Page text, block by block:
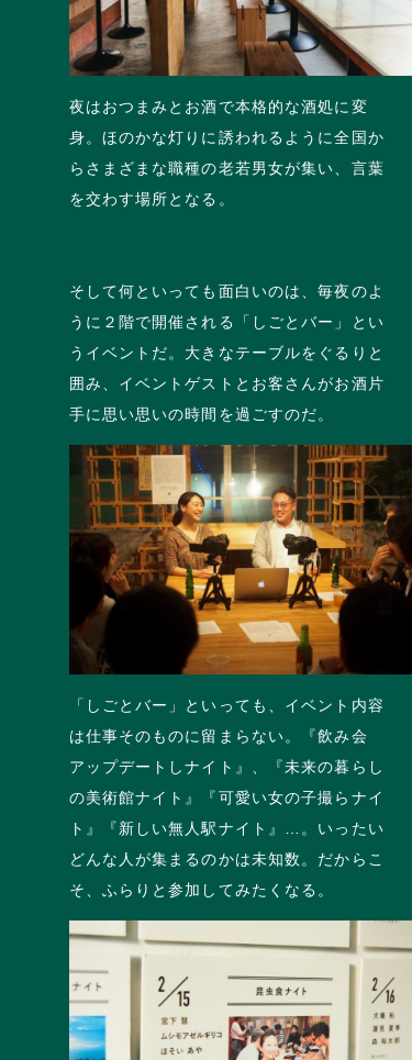
夜はおつまみとお酒で本格的な酒処に変
身。ほのかな灯りに誘われるように全国か
らさまざまな職種の老若男女が集い、言葉
を交わす場所となる。
そして何といっても面白いのは、毎夜のよ
うに２階で開催される「しごとバー」とい
うイベントだ。大きなテーブルをぐるりと
囲み、イベントゲストとお客さんがお酒片
手に思い思いの時間を過ごすのだ。
「しごとバー」といっても、イベント内容
は仕事そのものに留まらない。『飲み会
アップデートしナイト』、『未来の暮らし
の美術館ナイト』『可愛い女の子撮らナイ
ト』『新しい無人駅ナイト』…。いったい
どんな人が集まるのかは未知数。だからこ
そ、ふらりと参加してみたくなる。